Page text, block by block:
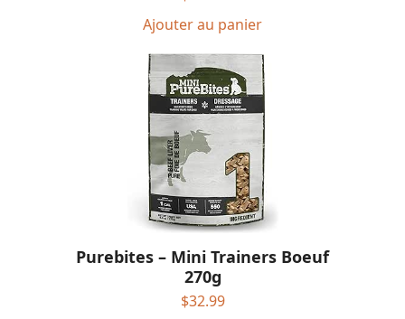
Ajouter au panier
Purebites – Mini Trainers Boeuf
270g
$32.99